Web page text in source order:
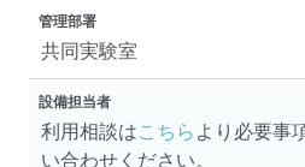
管理部署
共同実験室
設備担当者
利用相談はこちら より必要事
い合わせください。